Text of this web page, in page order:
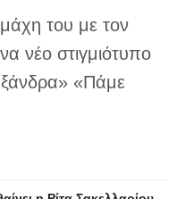
του με τον
νέο στιγμιότυπο
«Πάμε